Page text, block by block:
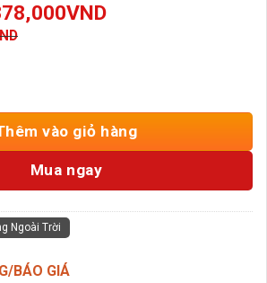
VND
vào giỏ hàng
Mua ngay
Ngoài Trời
BÁO GIÁ